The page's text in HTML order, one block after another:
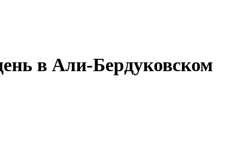
в Али-Бердуковском